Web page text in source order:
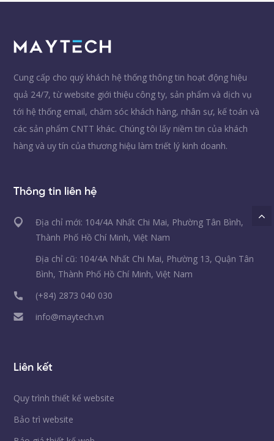
Cung cấp cho quý khách hệ thống thông tin hoạt động hiệu
quả 24/7, từ website giới thiệu công ty, sản phẩm và dịch vụ
tới hệ thống email, chăm sóc khách hàng, nhân sự, kế toán và
các sản phẩm CNTT khác. Chúng tôi lấy niềm tin của khách
hàng và uy tín của thương hiệu làm triết lý kinh doanh.
Thông tin liên hệ
Địa chỉ mới: 104/4A Nhất Chi Mai, Phường Tân Bình,
Thành Phố Hồ Chí Minh, Việt Nam
Địa chỉ cũ: 104/4A Nhất Chi Mai, Phường 13, Quận Tân
Bình, Thành Phố Hồ Chí Minh, Việt Nam
(+84) 2873 040 030
info@maytech.vn
Liên kết
Quy trình thiết kế website
Bảo trì website